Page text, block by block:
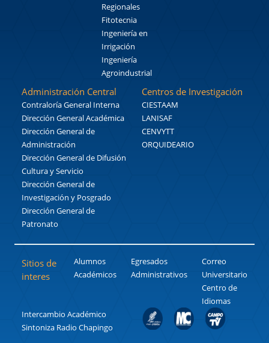
Regionales
Fitotecnia
Ingeniería en
Irrigación
Ingeniería
Agroindustrial
Administración Central
Contraloría General Interna
Dirección General Académica
Dirección General de
Administración
Dirección General de Difusión
Cultura y Servicio
Dirección General de
Investigación y Posgrado
Dirección General de
Patronato
Centros de Investigación
CIESTAAM
LANISAF
CENVYTT
ORQUIDEARIO
Sitios de
interes
Alumnos
Académicos
Egresados
Administrativos
Correo
Universitario
Centro de
Idiomas
Intercambio Académico
Sintoniza Radio Chapingo